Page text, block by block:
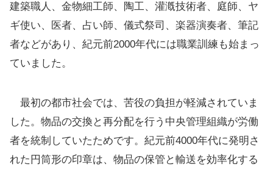
建築職人、金物細工師、陶工、灌漑技術者、庭師、ヤ
ギ使い、医者、占い師、儀式祭司、楽器演奏者、筆記
者などがあり、紀元前2000年代には職業訓練も始まっ
ていました。
最初の都市社会では、苦役の負担が軽減されていま
した。物品の交換と再分配を行う中央管理組織が労働
者を統制していたためです。紀元前4000年代に発明さ
れた円筒形の印章は、物品の保管と輸送を効率化する